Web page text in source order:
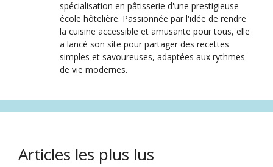
spécialisation en pâtisserie d'une prestigieuse
école hôtelière. Passionnée par l'idée de rendre
la cuisine accessible et amusante pour tous, elle
a lancé son site pour partager des recettes
simples et savoureuses, adaptées aux rythmes
de vie modernes.
Articles les plus lus